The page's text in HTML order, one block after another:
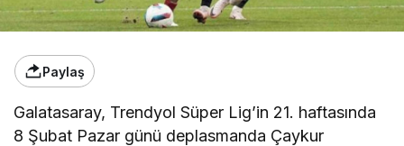
Paylaş
Galatasaray, Trendyol Süper Lig’in 21. haftasında
8 Şubat Pazar günü deplasmanda Çaykur